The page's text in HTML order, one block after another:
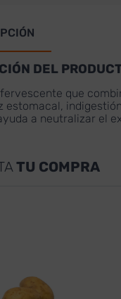
DEL
que
estomacal,
a neutralizar el
TU COMPRA